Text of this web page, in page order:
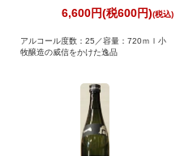
6,600円(税600円)
アルコール度数：25／容量：720ｍｌ小
牧醸造の威信をかけた逸品